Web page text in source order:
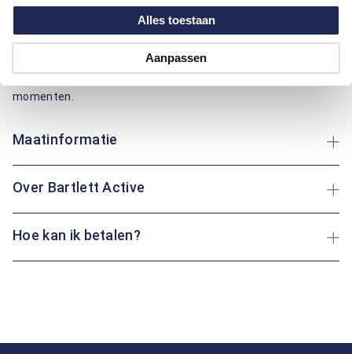
Alles toestaan
Aanpassen
met een ronde hals en praktische steekzakken met
ritssluiting aan de voorzijde. Het merklogo op de mouw voegt
een subtiele herkenbaarheid toe. Gemaakt van een mix van
katoen en polyester voor een soepele en duurzame kwaliteit.
momenten.
Maatinformatie
Over Bartlett Active
Hoe kan ik betalen?